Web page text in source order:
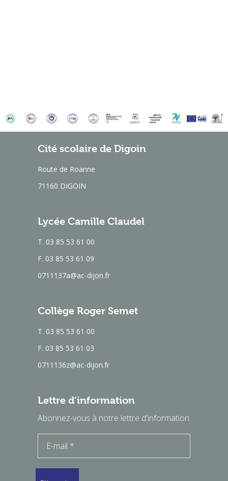
Cité scolaire de Digoin
Route de Roanne
71160 DIGOIN
Lycée Camille Claudel
T. 03 85 53 61 00
F. 03 85 53 61 09
0711137a@ac-dijon.fr
Collège Roger Semet
T. 03 85 53 61 00
F. 03 85 53 61 03
0711136z@ac-dijon.fr
Lettre d’information
Abonnez-vous à notre lettre d'information